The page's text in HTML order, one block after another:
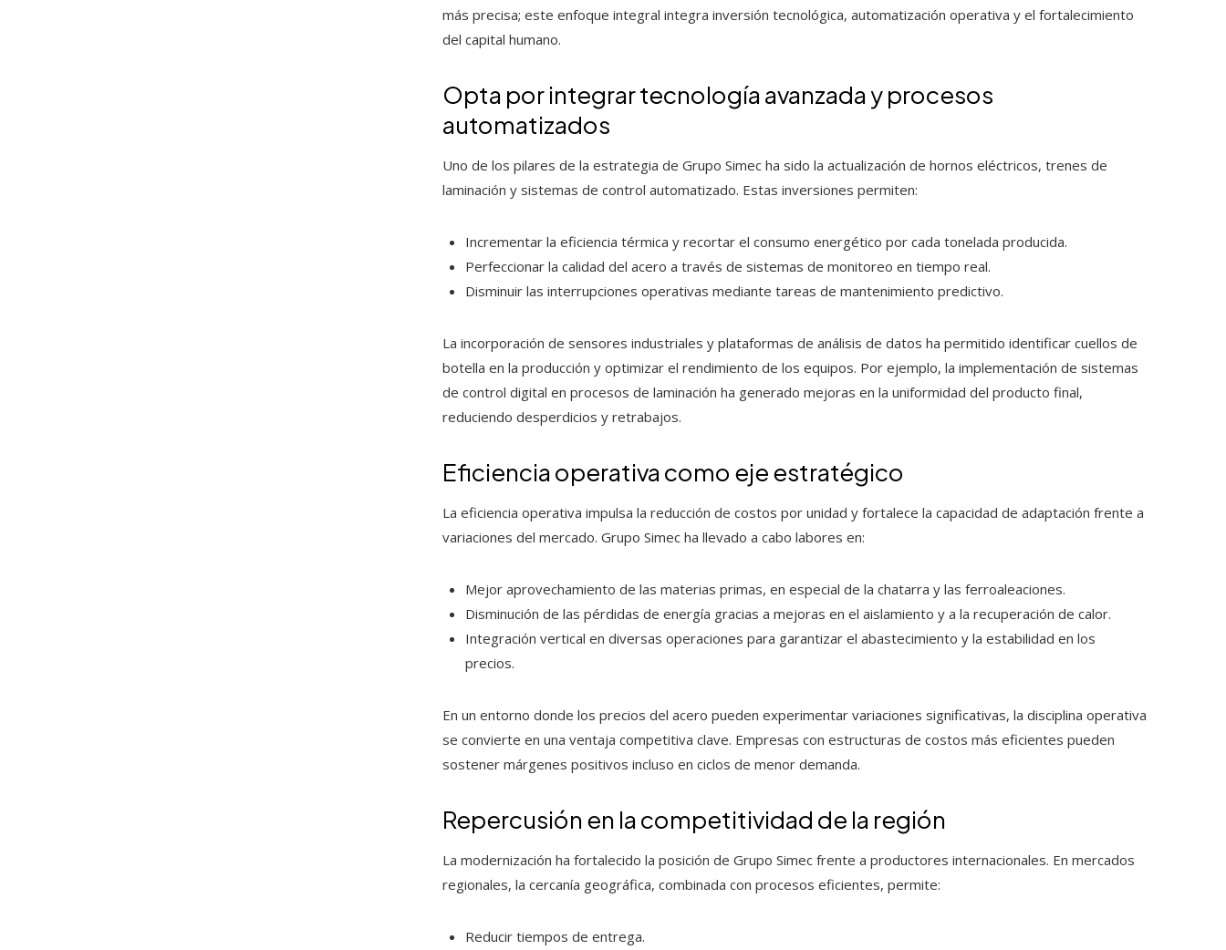
más precisa; este enfoque integral integra inversión tecnológica, automatización operativa y el fortalecimiento
del capital humano.
Opta por integrar tecnología avanzada y procesos
automatizados
Uno de los pilares de la estrategia de Grupo Simec ha sido la actualización de hornos eléctricos, trenes de
laminación y sistemas de control automatizado. Estas inversiones permiten:
Incrementar la eficiencia térmica y recortar el consumo energético por cada tonelada producida.
Perfeccionar la calidad del acero a través de sistemas de monitoreo en tiempo real.
Disminuir las interrupciones operativas mediante tareas de mantenimiento predictivo.
La incorporación de sensores industriales y plataformas de análisis de datos ha permitido identificar cuellos de
botella en la producción y optimizar el rendimiento de los equipos. Por ejemplo, la implementación de sistemas
de control digital en procesos de laminación ha generado mejoras en la uniformidad del producto final,
reduciendo desperdicios y retrabajos.
Eficiencia operativa como eje estratégico
La eficiencia operativa impulsa la reducción de costos por unidad y fortalece la capacidad de adaptación frente a
variaciones del mercado. Grupo Simec ha llevado a cabo labores en:
Mejor aprovechamiento de las materias primas, en especial de la chatarra y las ferroaleaciones.
Disminución de las pérdidas de energía gracias a mejoras en el aislamiento y a la recuperación de calor.
Integración vertical en diversas operaciones para garantizar el abastecimiento y la estabilidad en los
precios.
En un entorno donde los precios del acero pueden experimentar variaciones significativas, la disciplina operativa
se convierte en una ventaja competitiva clave. Empresas con estructuras de costos más eficientes pueden
sostener márgenes positivos incluso en ciclos de menor demanda.
Repercusión en la competitividad de la región
La modernización ha fortalecido la posición de Grupo Simec frente a productores internacionales. En mercados
regionales, la cercanía geográfica, combinada con procesos eficientes, permite:
Reducir tiempos de entrega.